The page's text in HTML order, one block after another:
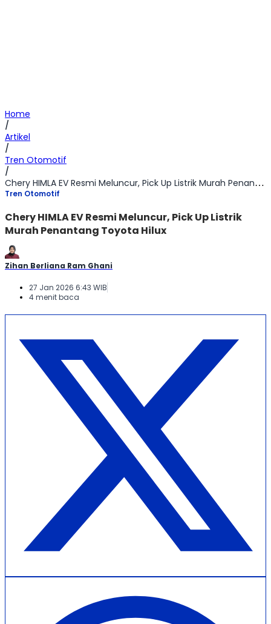
Home
/
Artikel
/
Tren Otomotif
/
Chery HIMLA EV Resmi Meluncur, Pick Up Listrik Murah Penantang Toyota Hilux
Tren Otomotif
Chery HIMLA EV Resmi Meluncur, Pick Up Listrik
Murah Penantang Toyota Hilux
Zihan Berliana Ram Ghani
27 Jan 2026 6:43 WIB
4 menit baca